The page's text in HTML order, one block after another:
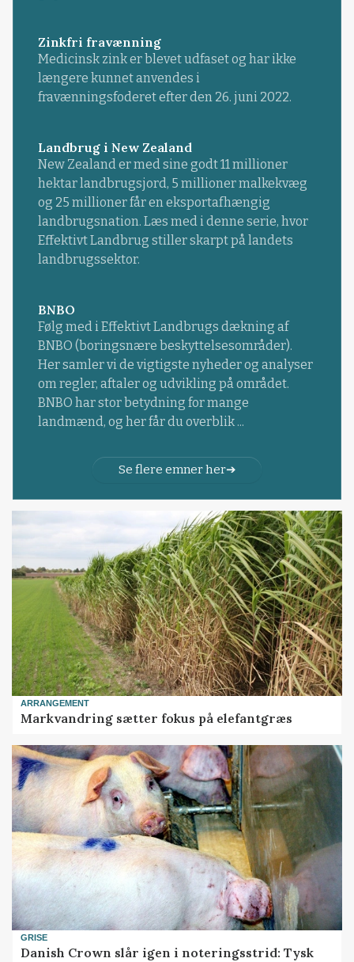
Zinkfri fravænning
Medicinsk zink er blevet udfaset og har ikke
længere kunnet anvendes i
fravænningsfoderet efter den 26. juni 2022.
Landbrug i New Zealand
New Zealand er med sine godt 11 millioner
hektar landbrugsjord, 5 millioner malkekvæg
og 25 millioner får en eksportafhængig
landbrugsnation. Læs med i denne serie, hvor
Effektivt Landbrug stiller skarpt på landets
landbrugssektor.
BNBO
Følg med i Effektivt Landbrugs dækning af
BNBO (boringsnære beskyttelsesområder).
Her samler vi de vigtigste nyheder og analyser
om regler, aftaler og udvikling på området.
BNBO har stor betydning for mange
landmænd, og her får du overblik ...
Se flere emner her
ARRANGEMENT
Markvandring sætter fokus på elefantgræs
GRISE
Danish Crown slår igen i noteringsstrid: Tysk